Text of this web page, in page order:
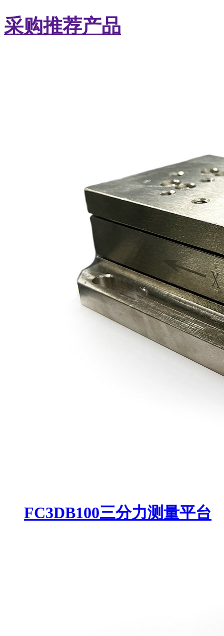
采购推荐产品
FC3DB100三分力测量平台